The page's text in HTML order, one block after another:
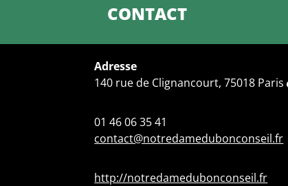
CONTACT
Adresse
140 rue de Clignancourt, 75018 Paris
01 46 06 35 41
contact@notredamedubonconseil.fr
http://notredamedubonconseil.fr